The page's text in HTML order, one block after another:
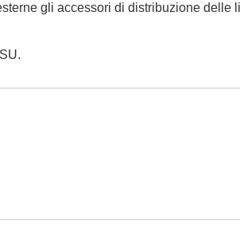
gli accessori di distribuzione delle